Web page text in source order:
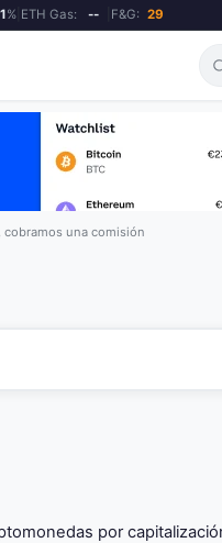
%| ETH Gas: -- F&G: 29
cobramos una comisión
por